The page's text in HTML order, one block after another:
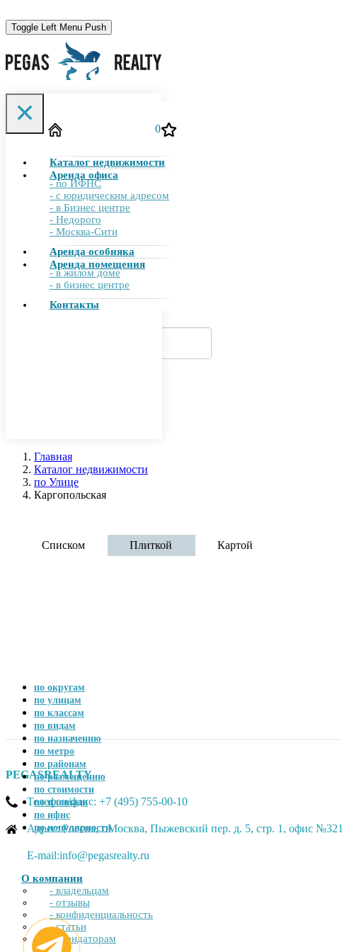
Toggle Left Menu Push
Toggle Filter Push
+7 (495)755-00-10
info@pegasrealty.ru
Отправить заявку
0
Каталог недвижимости
Аренда офиса
- по ИФНС
- с юридическим адресом
- в Бизнес центре
- Недорого
- Москва-Сити
Аренда особняка
Аренда помещения
- в жилом доме
- в бизнес центре
Контакты
Главная
Каталог недвижимости
по Улице
Каргопольская
Списком Плиткой Картой
по округам
по улицам
по классам
по видам
по назначению
по метро
по районам
по размещению
по стоимости
по площади
по ифнс
по популярности
PEGASREALTY
Телефон/факс: +7 (495) 755-00-10
Адрес: Россия, г.Москва, Пыжевский пер. д. 5, стр. 1, офис №321
E-mail:info@pegasrealty.ru
О компании
- владельцам
- отзывы
- конфиденциальность
- статьи
- арендаторам